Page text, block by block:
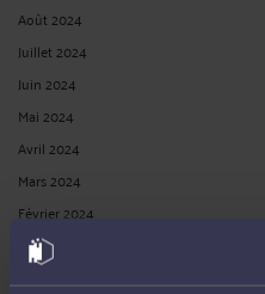
Août 2024
Juillet 2024
Juin 2024
Mai 2024
Avril 2024
Mars 2024
Février 2024
Janvier 2024